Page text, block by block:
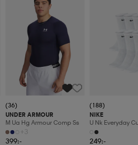
(36)
UNDER ARMOUR
M Ua Hg Armour Comp Ss
+3
399:-
(188)
NIKE
U Nk Everyday
6pr-Bd
249:-